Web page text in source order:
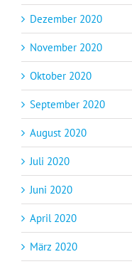
Dezember 2020
November 2020
Oktober 2020
September 2020
August 2020
Juli 2020
Juni 2020
April 2020
März 2020